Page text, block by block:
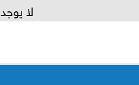
لا